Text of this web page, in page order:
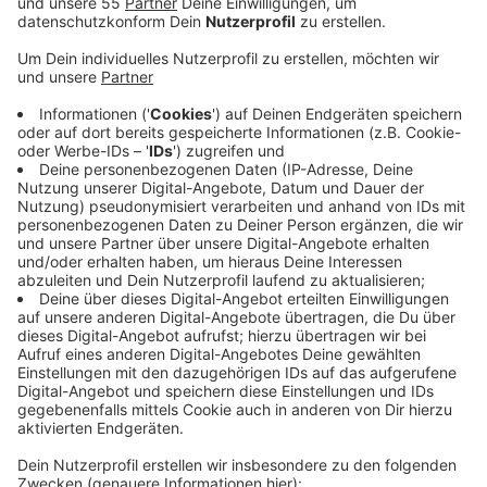
Anzeige
Die Radboud-Universität prüft gemeinsam mit einem
Unternehmen, ob das Spinoza-Gebäude auf dem Uni-
Campus zu einem großen Studentenwohnkomplex
umgebaut werden kann.Dafür haben beide Seiten jetzt
eine Absichtserklärung unterzeichnet. Mit dem Projekt
soll der Mangel an Studentenzimmern in Nijmegen
kleiner werden. Frühere Studien rechnen an dem
Standort mit rund 480 bis 540 Zimmern. Neben dem
Umbau des bestehenden Gebäudes wird aber auch ein
möglicher Neubau geprüft. In den nächsten Monaten
startet eine umfassende Untersuchung - unter
anderem zur technischen Machbarkeit, Nachhaltigkeit
und städtebaulichen Einbindung. Diese Phase soll
Beteiligten, ob das Projekt umgesetzt wird.